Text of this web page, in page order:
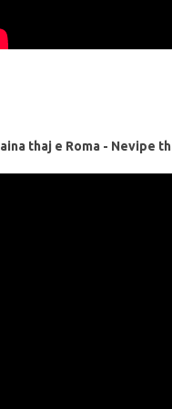
thaj e Roma - Nevipe